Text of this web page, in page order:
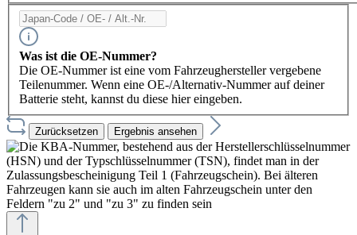
Was ist die OE-Nummer?
Die OE-Nummer ist eine vom Fahrzeughersteller vergebene
Teilenummer. Wenn eine OE-/Alternativ-Nummer auf deiner
Batterie steht, kannst du diese hier eingeben.